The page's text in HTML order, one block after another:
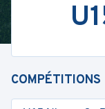
COMPÉTITIONS